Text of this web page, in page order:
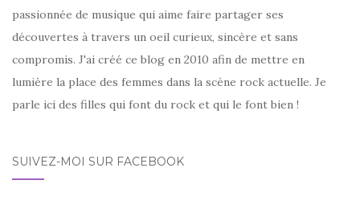
passionnée de musique qui aime faire partager ses
découvertes à travers un oeil curieux, sincère et sans
compromis. J'ai créé ce blog en 2010 afin de mettre en
lumière la place des femmes dans la scène rock actuelle. Je
parle ici des filles qui font du rock et qui le font bien !
SUIVEZ-MOI SUR FACEBOOK